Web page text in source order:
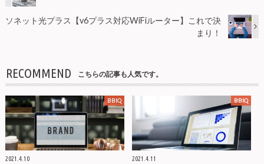
ソネット光プラス【v6プラス対応WiFiルーター】これで決
まり！
RECOMMEND こちらの記事も人気です。
BBIQ
2021.4.10
BBIQ
2021.4.11